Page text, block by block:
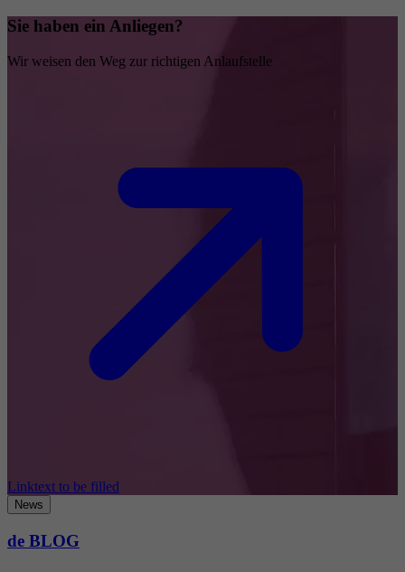
Sie haben ein Anliegen?
Wir weisen den Weg zur richtigen Anlaufstelle
Linktext to be filled
News
de BLOG